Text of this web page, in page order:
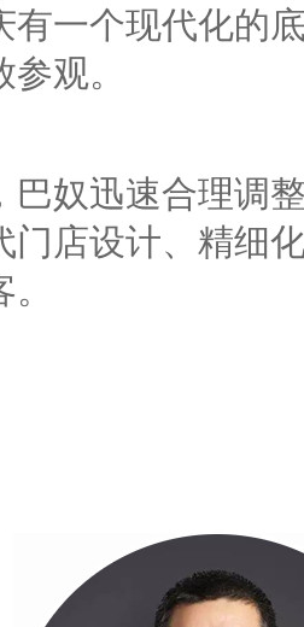
有一个现代化的
观。
巴奴迅速合理调
门店设计、精细